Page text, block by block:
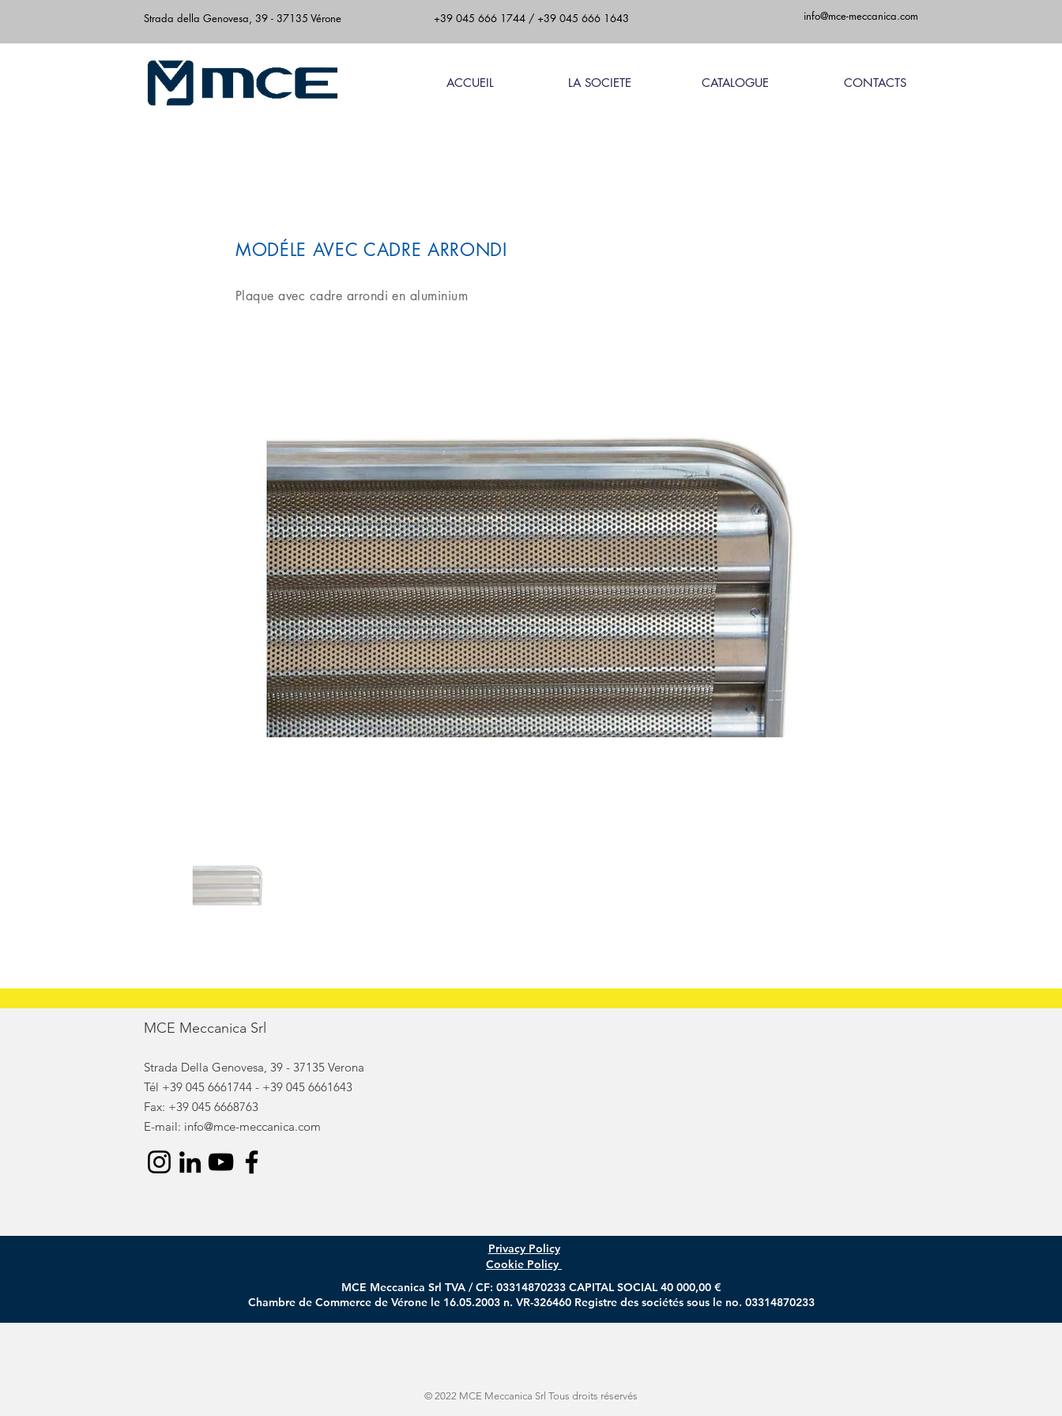
Strada della Genovesa, 39 - 37135 Vérone +39 045 666 1744/ +39 045 666 1643 info@mce-meccanica.com
ACCUEIL LA SOCIETE CATALOGUE CONTACTS
MODÉLE AVEC CADRE ARRONDI
Plaque avec cadre arrondi en aluminium
MCE Meccanica Srl
Strada Della Genovesa, 39 - 37135 Verona
Tél +39 045 6661744 - +39 045 6661643
Fax: +39 045 6668763
E-mail: info@mce-meccanica.com
Privacy Policy
Cookie Policy
MCE Meccanica Srl TVA / CF: 03314870233 CAPITAL SOCIAL 40 000,00 €
Chambre de Commerce de Vérone le 16.05.2003 n. VR-326460 Registre des sociétés sous le no. 03314870233
© 2022 MCE Meccanica Srl Tous droits réservés